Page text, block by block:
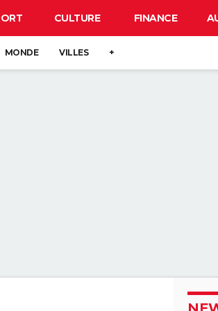
CULTURE FINANCE
MONDE VILLES +